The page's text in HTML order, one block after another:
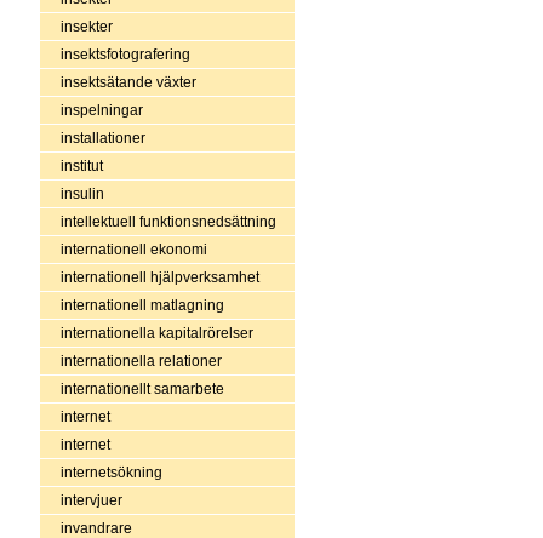
insekter
insektsfotografering
insektsätande växter
inspelningar
installationer
institut
insulin
intellektuell funktionsnedsättning
internationell ekonomi
internationell hjälpverksamhet
internationell matlagning
internationella kapitalrörelser
internationella relationer
internationellt samarbete
internet
internet
internetsökning
intervjuer
invandrare